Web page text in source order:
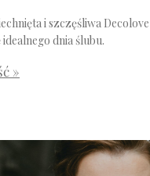
i szczęśliwa
dnia ślubu.
»